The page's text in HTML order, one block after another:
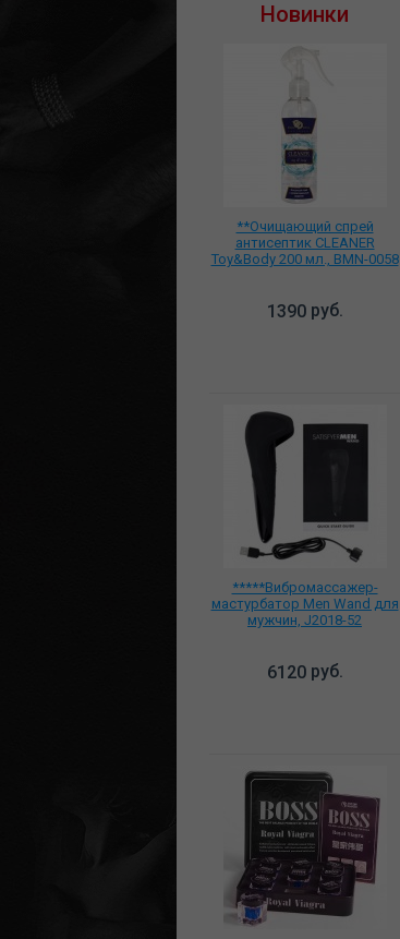
Новинки
**Очищающий спрей
антисептик CLEANER
Toy&Body 200 мл., BMN-0058
1390руб.
*****Вибромассажер-
мастурбатор Men Wand для
мужчин, J2018-52
6120руб.